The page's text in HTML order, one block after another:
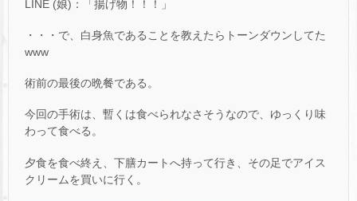
LINE (娘)：「揚げ物！！！」
・・・で、白身魚であることを教えたらトーンダウンしてた
www
術前の最後の晩餐である。
今回の手術は、暫くは食べられなさそうなので、ゆっくり味
わって食べる。
夕食を食べ終え、下膳カートへ持って行き、その足でアイス
クリームを買いに行く。